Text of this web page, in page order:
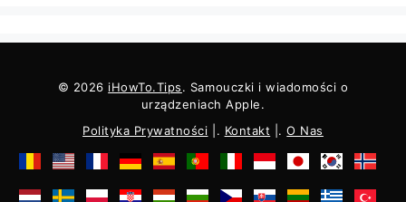
© 2026 iHowTo.Tips. Samouczki i wiadomości o
urządzeniach Apple.
Polityka Prywatności |. Kontakt |.O Nas